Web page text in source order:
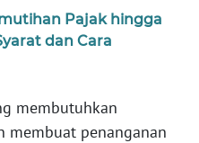
Pajak hingga
dan Cara
membutuhkan
membuat penanganan